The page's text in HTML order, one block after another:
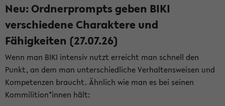
Neu: Ordnerprompts geben BIKI
verschiedene Charaktere und
Fähigkeiten (27.07.26)
Wenn man BIKI intensiv nutzt erreicht man schnell den
Punkt, an dem man unterschiedliche Verhaltensweisen und
Kompetenzen braucht. Ähnlich wie man es bei seinen
Kommilition*innen hält: